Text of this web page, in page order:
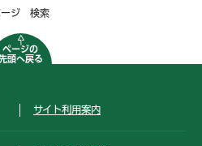
ージ 検索
ページの
頭へ戻る
サイト利用案内